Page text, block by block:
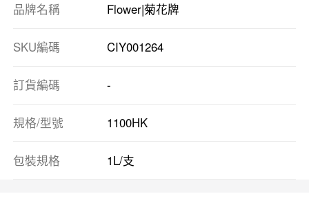
品牌名稱 Flower|菊花牌
SKU編碼 CIY001264
訂貨編碼 -
規格/型號 1100HK
包裝規格 1L/支